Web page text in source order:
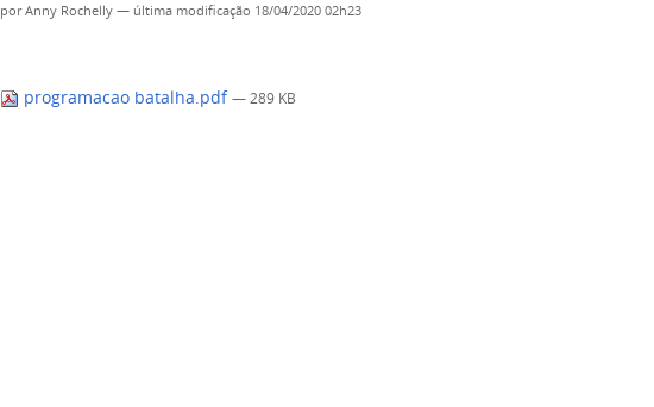
porAnny Rochelly — última modificação 18/04/2020 02h23
programacao batalha.pdf— 289 KB